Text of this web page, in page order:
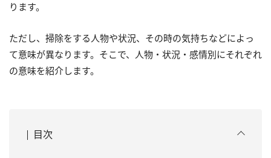
ります。
ただし、掃除をする人物や状況、その時の気持ちなどによっ
て意味が異なります。そこで、人物・状況・感情別にそれぞれ
の意味を紹介します。
目次